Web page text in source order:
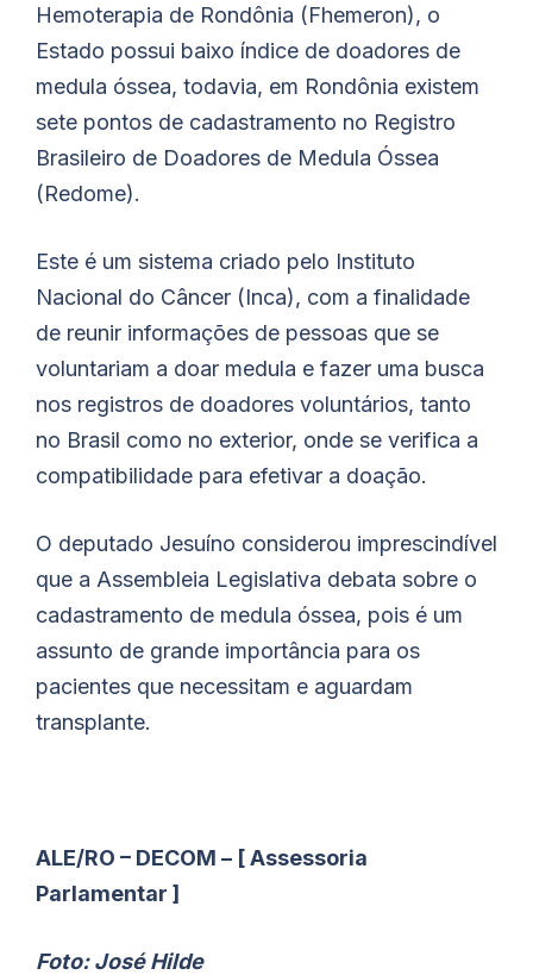
Hemoterapia de Rondônia (Fhemeron), o
Estado possui baixo índice de doadores de
medula óssea, todavia, em Rondônia existem
sete pontos de cadastramento no Registro
Brasileiro de Doadores de Medula Óssea
(Redome).
Este é um sistema criado pelo Instituto
Nacional do Câncer (Inca), com a finalidade
de reunir informações de pessoas que se
voluntariam a doar medula e fazer uma busca
nos registros de doadores voluntários, tanto
no Brasil como no exterior, onde se verifica a
compatibilidade para efetivar a doação.
O deputado Jesuíno considerou imprescindível
que a Assembleia Legislativa debata sobre o
cadastramento de medula óssea, pois é um
assunto de grande importância para os
pacientes que necessitam e aguardam
transplante.
ALE/RO – DECOM – [ Assessoria
Parlamentar ]
Foto: José Hilde